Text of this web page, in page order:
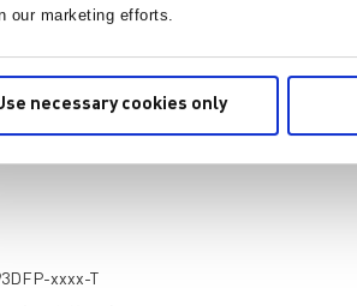
our marketing efforts.
necessary cookies only
口 (SPI)
xxxx-T